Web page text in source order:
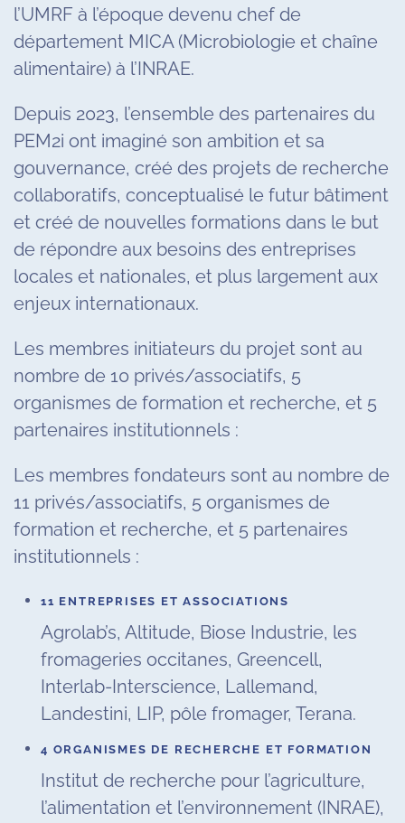
l’UMRF à l’époque devenu chef de
département MICA (Microbiologie et chaîne
alimentaire) à l’INRAE.
Depuis 2023, l’ensemble des partenaires du
PEM2i ont imaginé son ambition et sa
gouvernance, créé des projets de recherche
collaboratifs, conceptualisé le futur bâtiment
et créé de nouvelles formations dans le but
de répondre aux besoins des entreprises
locales et nationales, et plus largement aux
enjeux internationaux.
Les membres initiateurs du projet sont au
nombre de 10 privés/associatifs, 5
organismes de formation et recherche, et 5
partenaires institutionnels :
Les membres fondateurs sont au nombre de
11 privés/associatifs, 5 organismes de
formation et recherche, et 5 partenaires
institutionnels :
11 ENTREPRISES ET ASSOCIATIONS
Agrolab’s, Altitude, Biose Industrie, les
fromageries occitanes, Greencell,
Interlab-Interscience, Lallemand,
Landestini, LIP, pôle fromager, Terana.
4 ORGANISMES DE RECHERCHE ET FORMATION
Institut de recherche pour l’agriculture,
l’alimentation et l’environnement (INRAE),